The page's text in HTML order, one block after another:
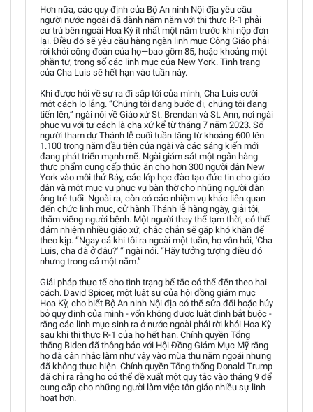
Hơn nữa, các quy định của Bộ An ninh Nội địa yêu cầu
người nước ngoài đã dành năm năm với thị thực R-1 phải
cư trú bên ngoài Hoa Kỳ ít nhất một năm trước khi nộp đơn
lại. Điều đó sẽ yêu cầu hàng ngàn linh mục Công Giáo phải
rời khỏi cộng đoàn của họ—bao gồm 85, hoặc khoảng một
phần tư, trong số các linh mục của New York. Tình trạng
của Cha Luis sẽ hết hạn vào tuần này.
Khi được hỏi về sự ra đi sắp tới của mình, Cha Luis cười
một cách lo lắng. “Chúng tôi đang bước đi, chúng tôi đang
tiến lên,” ngài nói về Giáo xứ St. Brendan và St. Ann, nơi ngài
phục vụ với tư cách là cha xứ kể từ tháng 7 năm 2023. Số
người tham dự Thánh lễ cuối tuần tăng từ khoảng 600 lên
1.100 trong năm đầu tiên của ngài và các sáng kiến mới
đang phát triển mạnh mẽ. Ngài giám sát một ngân hàng
thực phẩm cung cấp thức ăn cho hơn 300 người dân New
York vào mỗi thứ Bảy, các lớp học đào tạo đức tin cho giáo
dân và một mục vụ phục vụ bàn thờ cho những người đàn
ông trẻ tuổi. Ngoài ra, còn có các nhiệm vụ khác liên quan
đến chức linh mục, cử hành Thánh lễ hàng ngày, giải tội,
thăm viếng người bệnh. Một người thay thế tạm thời, có thể
đảm nhiệm nhiều giáo xứ, chắc chắn sẽ gặp khó khăn để
theo kịp. “Ngay cả khi tôi ra ngoài một tuần, họ vẫn hỏi, 'Cha
Luis, cha đã ở đâu?' “ ngài nói. “Hãy tưởng tượng điều đó
nhưng trong cả một năm.”
Giải pháp thực tế cho tình trạng bế tắc có thể đến theo hai
cách. David Spicer, một luật sư của hội đồng giám mục
Hoa Kỳ, cho biết Bộ An ninh Nội địa có thể sửa đổi hoặc hủy
bỏ quy định của mình - vốn không được luật định bắt buộc -
rằng các linh mục sinh ra ở nước ngoài phải rời khỏi Hoa Kỳ
sau khi thị thực R-1 của họ hết hạn. Chính quyền Tổng
thống Biden đã thông báo với Hội Đồng Giám Mục Mỹ rằng
họ đã cân nhắc làm như vậy vào mùa thu năm ngoái nhưng
đã không thực hiện. Chính quyền Tổng thống Donald Trump
đã chỉ ra rằng họ có thể đề xuất một quy tắc vào tháng 9 để
cung cấp cho những người làm việc tôn giáo nhiều sự linh
hoạt hơn.